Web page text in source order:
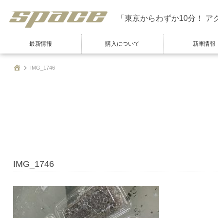
「東京からわずか10分！ ア
最新情報 購入について 新車情報
IMG_1746
IMG_1746